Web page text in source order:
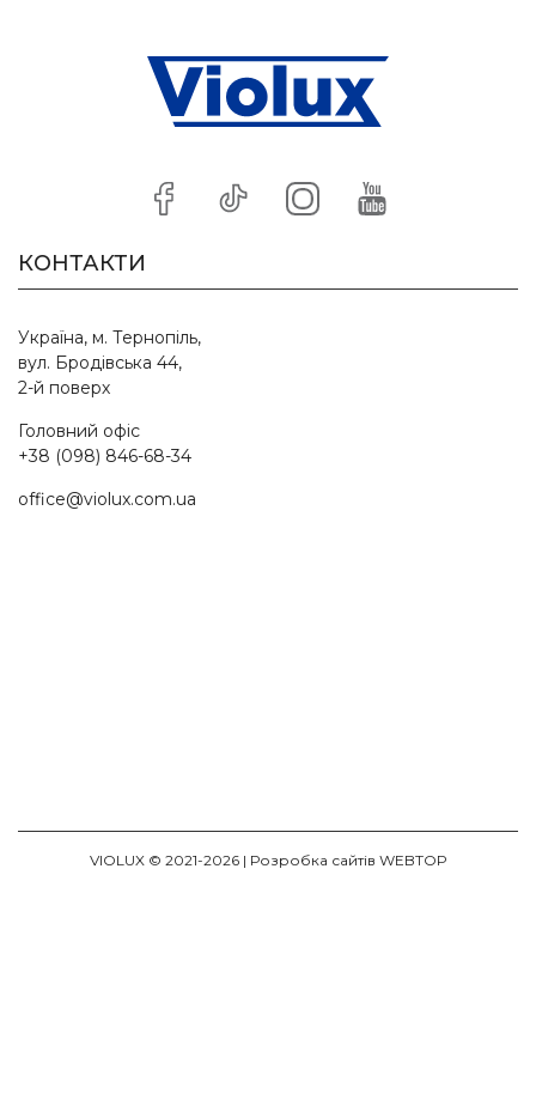
КОНТАКТИ
Україна, м. Тернопіль,
вул. Бродівська 44,
2-й поверх
Головний офіс
+38 (098) 846-68-34
office@violux.com.ua
VIOLUX © 2021-2026 | Розробка сайтів WEBTOP